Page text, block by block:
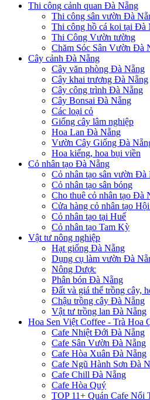
Thi công cảnh quan Đà Nẵng
Thi công sân vườn Đà
Thi công hồ cá koi tại Đà
Thi Công Vườn tường
Chăm Sóc Sân Vườn Đà
Cây cảnh Đà Nẵng
Cây văn phòng Đà Nẵng
Cây khai trương Đà Nẵng
Cây công trình Đà Nẵng
Cây Bonsai Đà Nẵng
Các loại cỏ
Giống cây lâm nghiệp
Hoa Lan Đà Nẵng
Vườn Cây Giống Đà
Hoa kiểng, hoa bụi viền
Cỏ nhân tạo Đà Nẵng
Cỏ nhân tạo sân vườn Đà
Cỏ nhân tạo sân bóng
Cho thuê cỏ nhân tạo Đà
Cửa hàng cỏ nhân tạo
Cỏ nhân tạo tại Huế
Cỏ nhân tạo Tam Kỳ
Vật tư nông nghiệp
Hạt giống Đà Nẵng
Dụng cụ làm vườn Đà
Nông Dược
Phân bón Đà Nẵng
Đất và giá thể trồng cây,
Chậu trồng cây Đà Nẵng
Vật tư trồng lan Đà Nẵng
Hoa Sen Việt Coffee - Trà Hoa
Cafe Nhiệt Đới Đà Nẵng
Cafe Sân Vườn Đà Nẵng
Cafe Hòa Xuân Đà Nẵng
Cafe Ngũ Hành Sơn Đà
Cafe Chill Đà Nẵng
Cafe Hòa Quý
TOP 11+ Quán Cafe Nổi